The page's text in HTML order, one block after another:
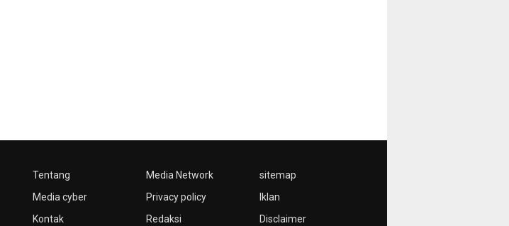
Tentang
Media cyber
Kontak
Media Network
Privacy policy
Redaksi
sitemap
Iklan
Disclaimer